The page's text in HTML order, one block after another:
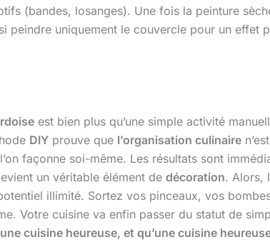
(bandes, losanges). Une fois la peinture
peindre uniquement le couvercle pour un effet
est bien plus qu’une simple activité
DIY prouve que l’organisation culinaire
façonne soi-même. Les résultats sont
un véritable élément de décoration. Alors,
illimité. Sortez vos pinceaux, vos
Votre cuisine va enfin passer du statut de
cuisine heureuse, et qu’une cuisine